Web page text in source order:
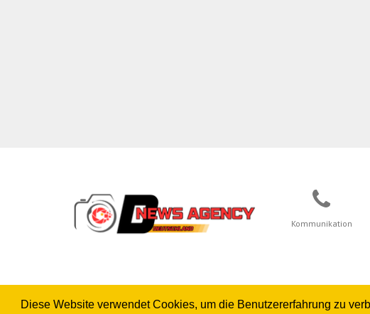
Diese Website verwendet Cookies, um die Benutzererfahrung zu
Kommunikation